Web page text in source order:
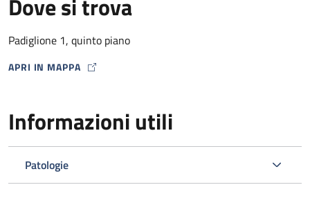
Dove si trova
Padiglione 1, quinto piano
APRI IN MAPPA
MAP ICON
Informazioni utili
Patologie